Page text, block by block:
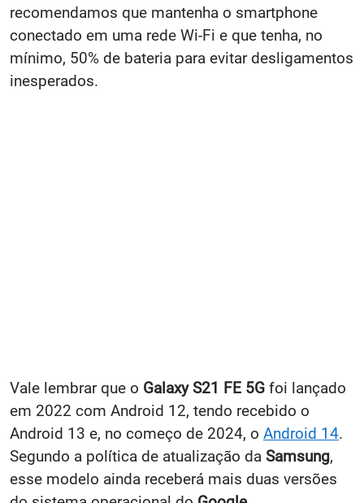
recomendamos que mantenha o smartphone
conectado em uma rede Wi-Fi e que tenha, no
mínimo, 50% de bateria para evitar desligamentos
inesperados.
Vale lembrar que o Galaxy S21 FE 5G foi lançado
em 2022 com Android 12, tendo recebido o
Android 13 e, no começo de 2024, o Android 14.
Segundo a política de atualização da Samsung,
esse modelo ainda receberá mais duas versões